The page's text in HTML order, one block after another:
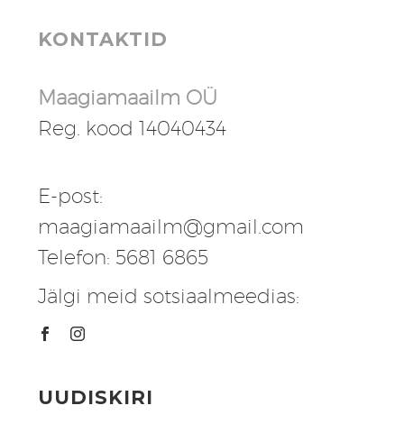
KONTAKTID
Maagiamaailm OÜ
Reg. kood 14040434
E-post:
maagiamaailm@gmail.com
Telefon: 5681 6865
Jälgi meid sotsiaalmeedias:
UUDISKIRI